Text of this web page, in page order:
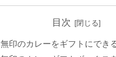
目次
無印のカレーをギフトにでき